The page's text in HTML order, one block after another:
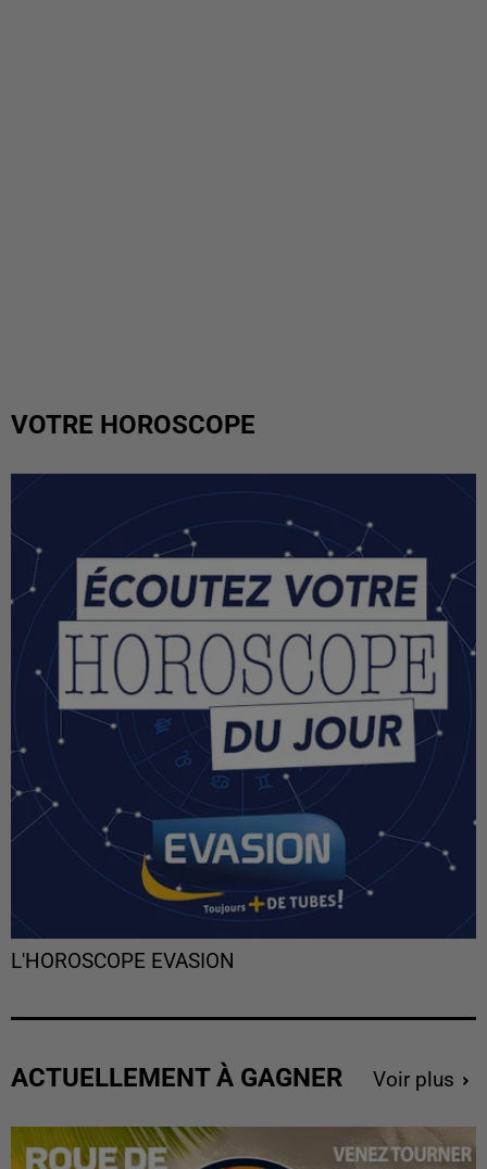
VOTRE HOROSCOPE
L'HOROSCOPE EVASION
ACTUELLEMENT À GAGNER Voir plus